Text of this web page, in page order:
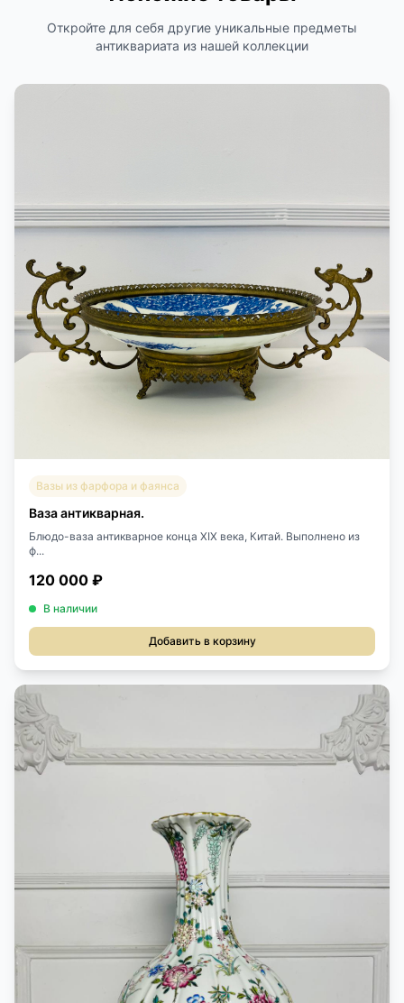
Откройте для себя другие уникальные предметы
антиквариата из нашей коллекции
Вазы из фарфора и фаянса
Ваза антикварная.
Блюдо-ваза антикварное конца XIX века, Китай. Выполнено из
ф...
120 000 ₽
В наличии
Добавить в корзину